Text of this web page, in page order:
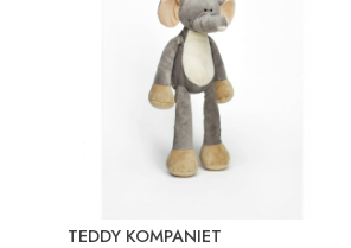
TEDDY KOMPANIET